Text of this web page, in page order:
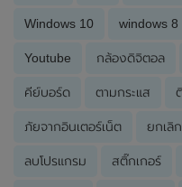
Windows 10 windows 8
Youtube กล้องดิจิตอล
คีย์บอร์ด ตามกระแส
ภัยจากอินเตอร์เน็ต ยกเลิ
ลบโปรแกรม สติ๊กเกอร์